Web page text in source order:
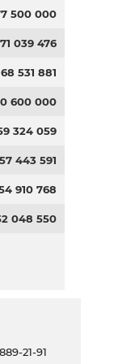
500 000
039 476
531 881
600 000
324 059
443 591
910 768
048 550
21-91